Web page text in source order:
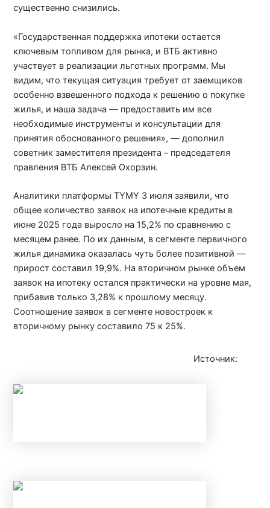
существенно снизились.
«Государственная поддержка ипотеки остается
ключевым топливом для рынка, и ВТБ активно
участвует в реализации льготных программ. Мы
видим, что текущая ситуация требует от заемщиков
особенно взвешенного подхода к решению о покупке
жилья, и наша задача — предоставить им все
необходимые инструменты и консультации для
принятия обоснованного решения», — дополнил
советник заместителя президента – председателя
правления ВТБ Алексей Охорзин.
Аналитики платформы TYMY 3 июля заявили, что
общее количество заявок на ипотечные кредиты в
июне 2025 года выросло на 15,2% по сравнению с
месяцем ранее. По их данным, в сегменте первичного
жилья динамика оказалась чуть более позитивной —
прирост составил 19,9%. На вторичном рынке объем
заявок на ипотеку остался практически на уровне мая,
прибавив только 3,28% к прошлому месяцу.
Соотношение заявок в сегменте новостроек к
вторичному рынку составило 75 к 25%.
Источник: